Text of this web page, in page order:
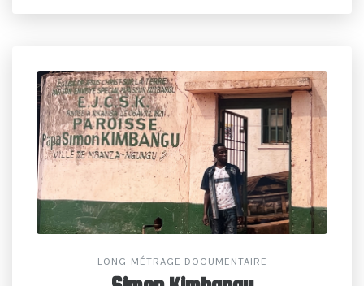
LONG-MÉTRAGE DOCUMENTAIRE